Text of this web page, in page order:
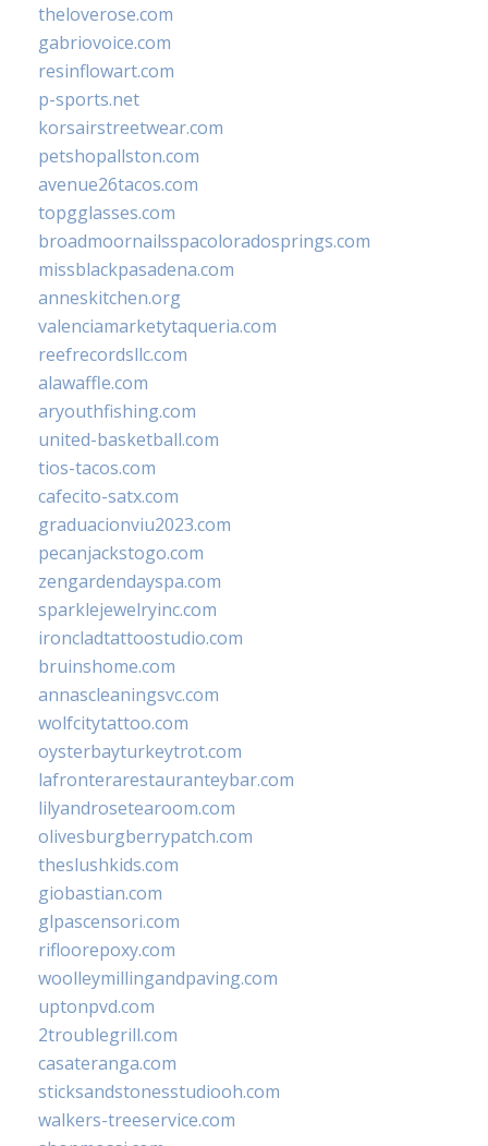
theloverose.com
gabriovoice.com
resinflowart.com
p-sports.net
korsairstreetwear.com
petshopallston.com
avenue26tacos.com
topgglasses.com
broadmoornailsspacoloradosprings.com
missblackpasadena.com
anneskitchen.org
valenciamarketytaqueria.com
reefrecordsllc.com
alawaffle.com
aryouthfishing.com
united-basketball.com
tios-tacos.com
cafecito-satx.com
graduacionviu2023.com
pecanjackstogo.com
zengardendayspa.com
sparklejewelryinc.com
ironcladtattoostudio.com
bruinshome.com
annascleaningsvc.com
wolfcitytattoo.com
oysterbayturkeytrot.com
lafronterarestauranteybar.com
lilyandrosetearoom.com
olivesburgberrypatch.com
theslushkids.com
giobastian.com
glpascensori.com
rifloorepoxy.com
woolleymillingandpaving.com
uptonpvd.com
2troublegrill.com
casateranga.com
sticksandstonesstudiooh.com
walkers-treeservice.com